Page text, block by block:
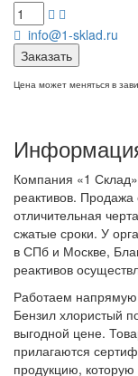
info@1-sklad.ru
Заказать
Цена может меняться в
Компания «1
реактивов.
отличительная
сжатые сроки. У
в СПб и Москве,
реактивов
Работаем напрямую
Бензил хлористый
выгодной цене.
прилагаются
продукцию,